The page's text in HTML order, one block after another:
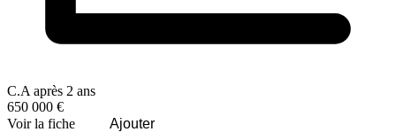
C.A après 2 ans
650 000 €
Voir la fiche
Ajouter